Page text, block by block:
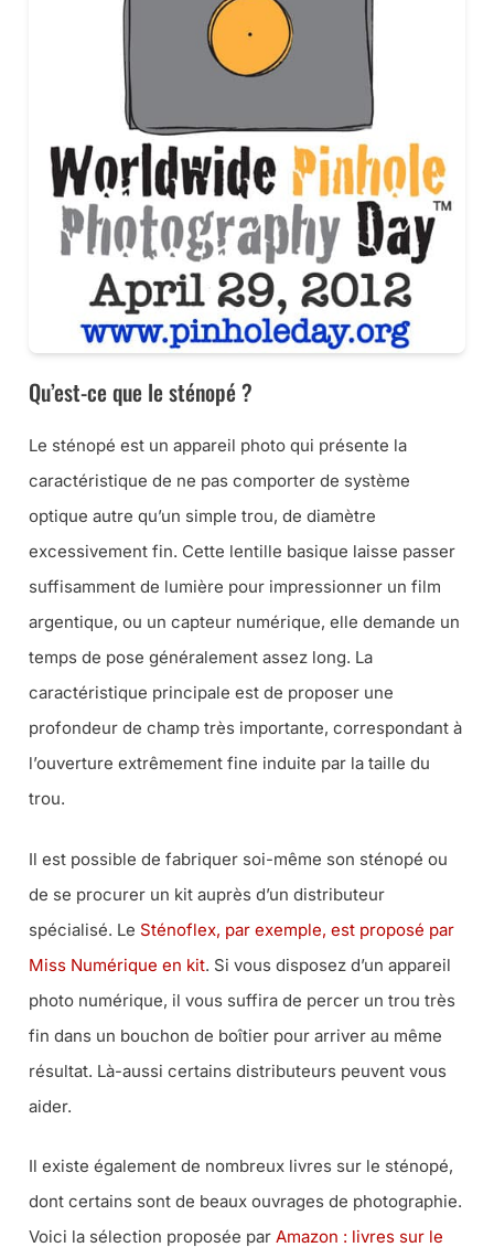
Qu’est-ce que le sténopé ?
Le sténopé est un appareil photo qui présente la
caractéristique de ne pas comporter de système
optique autre qu’un simple trou, de diamètre
excessivement fin. Cette lentille basique laisse passer
suffisamment de lumière pour impressionner un film
argentique, ou un capteur numérique, elle demande un
temps de pose généralement assez long. La
caractéristique principale est de proposer une
profondeur de champ très importante, correspondant à
l’ouverture extrêmement fine induite par la taille du
trou.
Il est possible de fabriquer soi-même son sténopé ou
de se procurer un kit auprès d’un distributeur
spécialisé. Le Sténoflex, par exemple, est proposé par
Miss Numérique en kit. Si vous disposez d’un appareil
photo numérique, il vous suffira de percer un trou très
fin dans un bouchon de boîtier pour arriver au même
résultat. Là-aussi certains distributeurs peuvent vous
aider.
Il existe également de nombreux livres sur le sténopé,
dont certains sont de beaux ouvrages de photographie.
Voici la sélection proposée par Amazon : livres sur le